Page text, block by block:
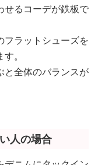
せるコーデが鉄板で
フラットシューズを
。
と全体のバランスが
人の場合